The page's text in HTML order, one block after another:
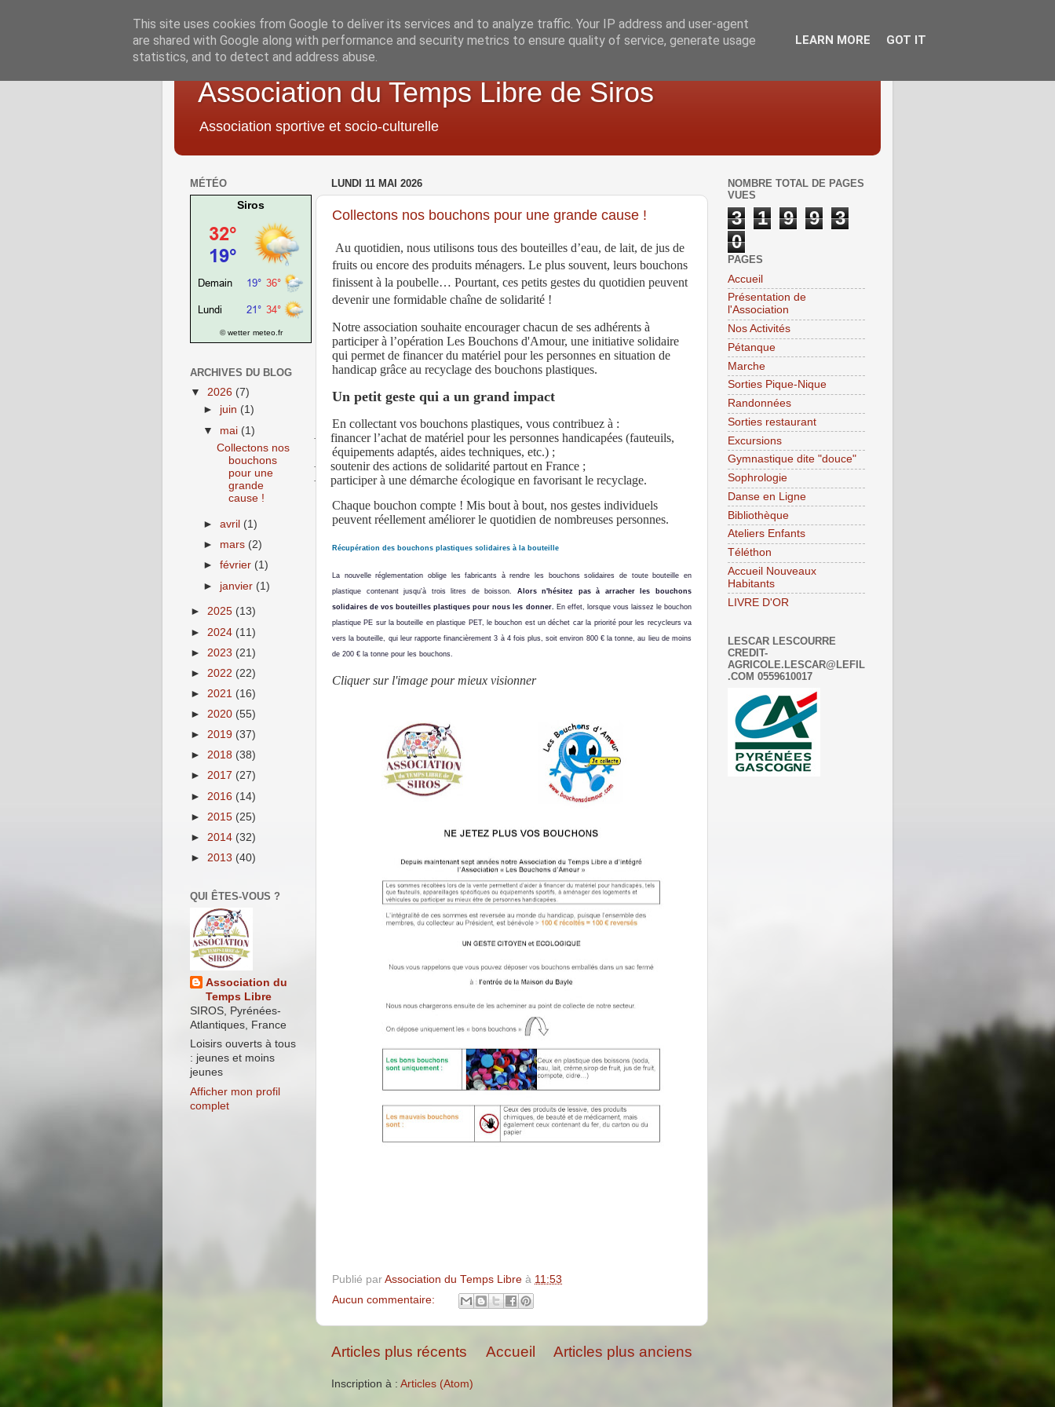
Association du Temps Libre de Siros
Association sportive et socio-culturelle
LUNDI 11 MAI 2026
Collectons nos bouchons pour une grande cause !
Au quotidien, nous utilisons tous des bouteilles d’eau, de lait, de jus de
fruits ou encore des produits ménagers. Le plus souvent, leurs bouchons
finissent à la poubelle… Pourtant, ces petits gestes du quotidien peuvent
devenir une formidable chaîne de solidarité !
Notre association souhaite encourager chacun de ses adhérents à
participer à l’opération Les Bouchons d'Amour, une initiative solidaire
qui permet de financer du matériel pour les personnes en situation de
handicap grâce au recyclage des bouchons plastiques.
Un petit geste qui a un grand impact
En collectant vos bouchons plastiques, vous contribuez à :
·
financer l’achat de matériel pour les personnes handicapées (fauteuils,
équipements adaptés, aides techniques, etc.) ;
· soutenir des actions de solidarité partout en France ;
·
participer à une démarche écologique en favorisant le recyclage.
Chaque bouchon compte ! Mis bout à bout, nos gestes individuels
peuvent réellement améliorer le quotidien de nombreuses personnes.
Récupération des bouchons plastiques solidaires à la bouteille
La nouvelle réglementation oblige les fabricants à rendre les bouchonssolidaires de toute bouteille en
plastique contenant jusqu'à trois litres de boisson.
Alors n'hésitez pas à arracher les bouchons
solidaires de vos bouteilles plastiques pour nous les donner. En effet, lorsque vous laissez le bouchon
plastique PE sur la bouteille en plastique PET, le bouchon est un déchet car la priorité pour les recycleurs va
vers la bouteille, qui leur rapporte financièrement3 à 4 fois plus, soit environ 800 € la tonne, au lieu de moins
de 200 € la tonne pour les bouchons.
Cliquer sur l'image pour mieux visionner
Publié par Association du Temps Libre à 11:53
Aucun commentaire:
Articles plus récents Articles plus anciens
Accueil
Inscription à : Articles (Atom)
MÉTÉO
Siros
© wetter meteo.fr
ARCHIVES DU BLOG
▼ 2026 (7)
► juin (1)
▼ mai (1)
Collectons nos
bouchons
pour une
grande
cause !
►avril (1)
► mars (2)
►février (1)
► janvier (1)
► 2025 (13)
► 2024 (11)
► 2023 (21)
► 2022 (22)
► 2021 (16)
► 2020 (55)
► 2019 (37)
► 2018 (38)
► 2017 (27)
► 2016 (14)
► 2015 (25)
► 2014 (32)
► 2013 (40)
QUI ÊTES-VOUS ?
Association du
Temps Libre
SIROS, Pyrénées-
Atlantiques, France
Loisirs ouverts à tous
: jeunes et moins
jeunes
Afficher mon profil
complet
NOMBRE TOTAL DE PAGES
VUES
3 1 9 9
3
0
PAGES
Accueil
Présentation de
l'Association
Nos Activités
Pétanque
Marche
Sorties Pique-Nique
Randonnées
Sorties restaurant
Excursions
Gymnastique dite "douce"
Sophrologie
Danse en Ligne
Bibliothèque
Ateliers Enfants
Téléthon
Accueil Nouveaux
Habitants
LIVRE D'OR
LESCAR LESCOURRE
CREDIT-
AGRICOLE.LESCAR@LEFIL
.COM 0559610017
This site uses cookies from Google to deliver its services and to analyze traffic. Your IP address and user-agent
are shared with Google along with performance and security metrics to ensure quality of service, generate usage
statistics, and to detect and address abuse.
LEARN MORE GOT IT